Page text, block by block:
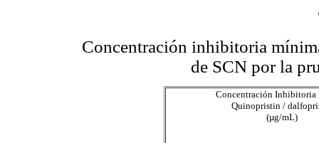
Concentración inhibitoria
de SCN por la
Concentración Inhibitoria
Quinopristin /
(µg/mL)